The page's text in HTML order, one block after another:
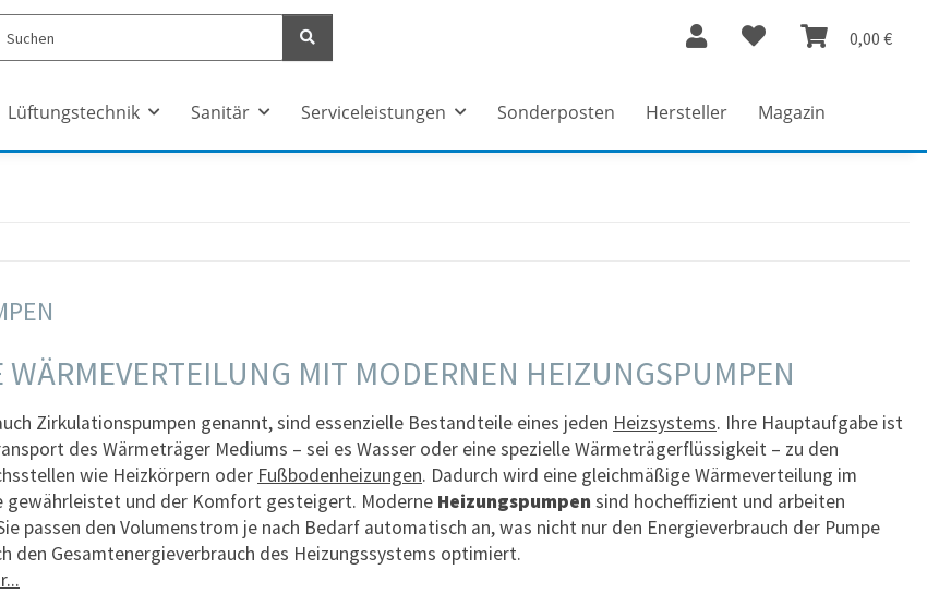
0,00 €
Lüftungstechnik Sanitär Serviceleistungen Sonderposten Hersteller Magazin
WÄRMEVERTEILUNG MIT MODERNEN HEIZUNGSPUMPEN
Zirkulationspumpen genannt, sind essenzielle Bestandteile eines jeden Heizsystems. Ihre Hauptaufgabe ist
des Wärmeträger Mediums – sei es Wasser oder eine spezielle Wärmeträgerflüssigkeit – zu den
wie Heizkörpern oder Fußbodenheizungen. Dadurch wird eine gleichmäßige Wärmeverteilung im
gewährleistet und der Komfort gesteigert. Moderne Heizungspumpen sind hocheffizient und arbeiten
passen den Volumenstrom je nach Bedarf automatisch an, was nicht nur den Energieverbrauch der Pumpe
den Gesamtenergieverbrauch des Heizungssystems optimiert.